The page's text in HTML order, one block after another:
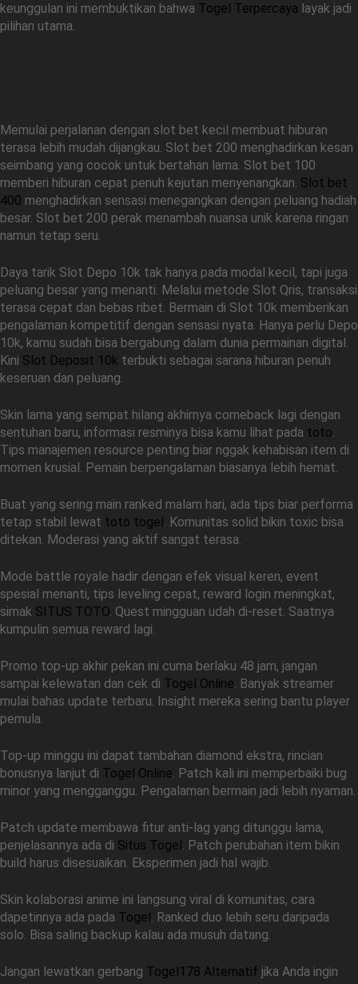
keunggulan ini membuktikan bahwa Togel Terpercaya layak jadi
pilihan utama.
Memulai perjalanan dengan slot bet kecil membuat hiburan
terasa lebih mudah dijangkau. Slot bet 200 menghadirkan kesan
seimbang yang cocok untuk bertahan lama. Slot bet 100
memberi hiburan cepat penuh kejutan menyenangkan. Slot bet
400 menghadirkan sensasi menegangkan dengan peluang hadiah
besar. Slot bet 200 perak menambah nuansa unik karena ringan
namun tetap seru.
Daya tarik Slot Depo 10k tak hanya pada modal kecil, tapi juga
peluang besar yang menanti. Melalui metode Slot Qris, transaksi
terasa cepat dan bebas ribet. Bermain di Slot 10k memberikan
pengalaman kompetitif dengan sensasi nyata. Hanya perlu Depo
10k, kamu sudah bisa bergabung dalam dunia permainan digital.
Kini Slot Deposit 10k terbukti sebagai sarana hiburan penuh
keseruan dan peluang.
Skin lama yang sempat hilang akhirnya comeback lagi dengan
sentuhan baru, informasi resminya bisa kamu lihat pada toto.
Tips manajemen resource penting biar nggak kehabisan item di
momen krusial. Pemain berpengalaman biasanya lebih hemat.
Buat yang sering main ranked malam hari, ada tips biar performa
tetap stabil lewat toto togel . Komunitas solid bikin toxic bisa
ditekan. Moderasi yang aktif sangat terasa.
Mode battle royale hadir dengan efek visual keren, event
spesial menanti, tips leveling cepat, reward login meningkat,
simak SITUS TOTO. Quest mingguan udah di-reset. Saatnya
kumpulin semua reward lagi.
Promo top-up akhir pekan ini cuma berlaku 48 jam, jangan
sampai kelewatan dan cek di Togel Online. Banyak streamer
mulai bahas update terbaru. Insight mereka sering bantu player
pemula.
Top-up minggu ini dapat tambahan diamond ekstra, rincian
bonusnya lanjut di Togel Online. Patch kali ini memperbaiki bug
minor yang mengganggu. Pengalaman bermain jadi lebih nyaman.
Patch update membawa fitur anti-lag yang ditunggu lama,
penjelasannya ada di Situs Togel . Patch perubahan item bikin
build harus disesuaikan. Eksperimen jadi hal wajib.
Skin kolaborasi anime ini langsung viral di komunitas, cara
dapetinnya ada pada Togel . Ranked duo lebih seru daripada
solo. Bisa saling backup kalau ada musuh datang.
Jangan lewatkan gerbang Togel178 Alternatif jika Anda ingin